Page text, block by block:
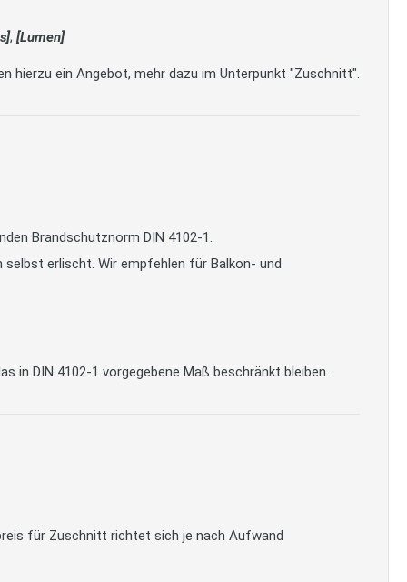
; [Lumen]
hierzu ein Angebot, mehr dazu im Unterpunkt "Zuschnitt".
Brandschutznorm DIN 4102-1.
selbst erlischt. Wir empfehlen für Balkon- und
in DIN 4102-1 vorgegebene Maß beschränkt bleiben.
für Zuschnitt richtet sich je nach Aufwand